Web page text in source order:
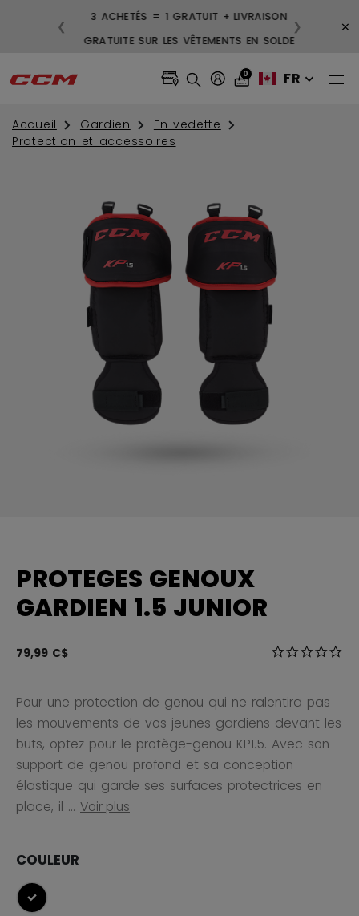
LIVRAISON GRATUITE POUR LES
COMMANDES DE 99 $ ET PLUS
3 ACHETÉS = 1
GRATUITE SUR
❮ ❯ ×
0 FR
Accueil Gardien
En vedette
Protection et accessoires
PROTEGES GENOUX
GARDIEN 1.5 JUNIOR
79,99 C$ 3,5 sur 5
Pour une protection de genou qui ne ralentira pas
les mouvements de vos jeunes gardiens devant les
buts, optez pour le protège-genou KP1.5. Avec son
support de genou profond et sa conception
élastique qui garde ses surfaces protectrices en
place, il ... Voir plus
COULEUR
sélectionné